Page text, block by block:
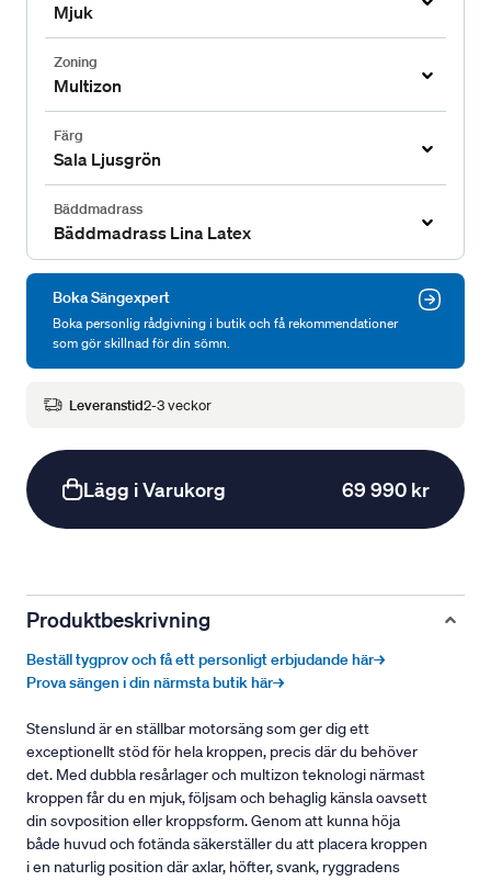
Mjuk
Zoning
Multizon
Färg
Sala Ljusgrön
Bäddmadrass
Bäddmadrass Lina Latex
Boka Sängexpert
Boka personlig rådgivning i butik och få rekommendationer
som gör skillnad för din sömn.
Leveranstid2-3 veckor
Lägg i Varukorg 69 990 kr
Produktbeskrivning
Beställ tygprov och få ett personligt erbjudande här→
Prova sängen i din närmsta butik här→
Stenslund är en ställbar motorsäng som ger dig ett
exceptionellt stöd för hela kroppen, precis där du behöver
det. Med dubbla resårlager och multizon teknologi närmast
kroppen får du en mjuk, följsam och behaglig känsla oavsett
din sovposition eller kroppsform. Genom att kunna höja
både huvud och fotända säkerställer du att placera kroppen
i en naturlig position där axlar, höfter, svank, ryggradens